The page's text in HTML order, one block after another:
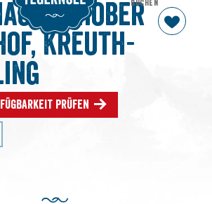
Schober
Kreuth-
prüfen
BUCHEN